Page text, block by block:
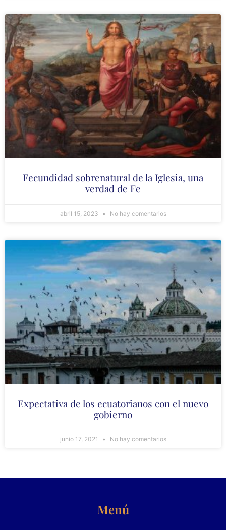
Fecundidad sobrenatural de la Iglesia, una
verdad de Fe
abril 15, 2023 No hay comentarios
Expectativa de los ecuatorianos con el nuevo
gobierno
junio 17, 2021 No hay comentarios
Menú